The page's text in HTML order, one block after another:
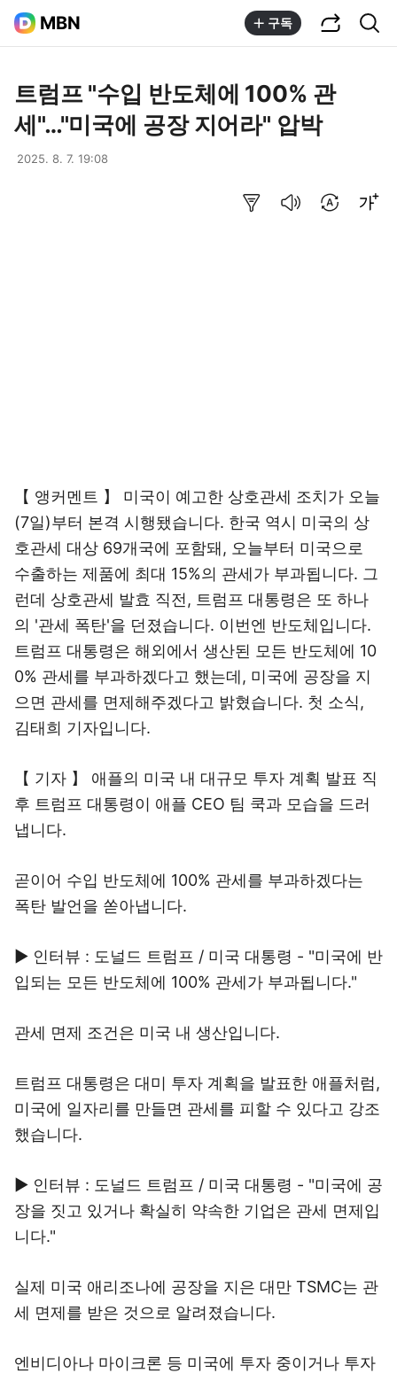
MBN 구독
트럼프 "수입 반도체에 100% 관
세"…"미국에 공장 지어라" 압박
2025. 8. 7. 19:08
【 앵커멘트 】 미국이 예고한 상호관세 조치가 오늘
(7일)부터 본격 시행됐습니다. 한국 역시 미국의 상
호관세 대상 69개국에 포함돼, 오늘부터 미국으로
수출하는 제품에 최대 15%의 관세가 부과됩니다. 그
런데 상호관세 발효 직전, 트럼프 대통령은 또 하나
의 '관세 폭탄'을 던졌습니다. 이번엔 반도체입니다.
트럼프 대통령은 해외에서 생산된 모든 반도체에 10
0% 관세를 부과하겠다고 했는데, 미국에 공장을 지
으면 관세를 면제해주겠다고 밝혔습니다. 첫 소식,
김태희 기자입니다.
【 기자 】 애플의 미국 내 대규모 투자 계획 발표 직
후 트럼프 대통령이 애플 CEO 팀 쿡과 모습을 드러
냅니다.
곧이어 수입 반도체에 100% 관세를 부과하겠다는
폭탄 발언을 쏟아냅니다.
▶ 인터뷰 : 도널드 트럼프 / 미국 대통령 - "미국에 반
입되는 모든 반도체에 100% 관세가 부과됩니다."
관세 면제 조건은 미국 내 생산입니다.
트럼프 대통령은 대미 투자 계획을 발표한 애플처럼,
미국에 일자리를 만들면 관세를 피할 수 있다고 강조
했습니다.
▶ 인터뷰 : 도널드 트럼프 / 미국 대통령 - "미국에 공
장을 짓고 있거나 확실히 약속한 기업은 관세 면제입
니다."
실제 미국 애리조나에 공장을 지은 대만 TSMC는 관
세 면제를 받은 것으로 알려졌습니다.
엔비디아나 마이크론 등 미국에 투자 중이거나 투자